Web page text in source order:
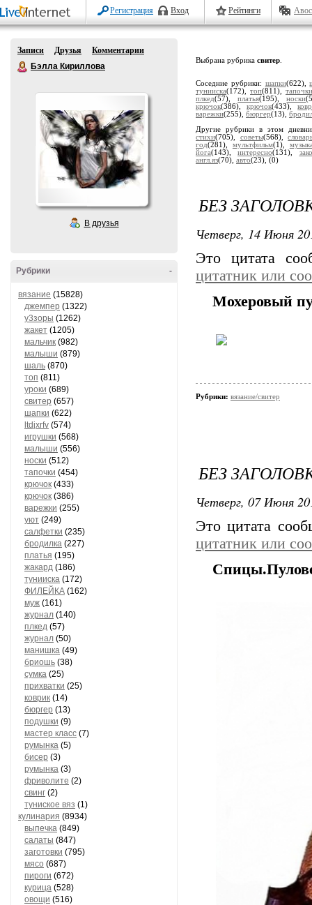
Регистрация Вход Рейтинги
Записи Друзья
Комментарии
Бэлла Кириллова
В друзья
-
Рубрики
вязание (15828)
джемпер (1322)
у3зоры (1262)
жакет (1205)
мальчик (982)
малыши (879)
шаль (870)
топ (811)
уроки (689)
свитер (657)
шапки (622)
ltdjxrfv (574)
игрушки (568)
малыши (556)
носки (512)
тапочки (454)
крючок (433)
крючок (386)
варежки (255)
уют (249)
салфетки (235)
бродилка (227)
платья (195)
жакард (186)
тунииска (172)
ФИЛЕЙКА (162)
муж (161)
журнал (140)
плкед (57)
журнал (50)
манишка (49)
бриошь (38)
сумка (25)
прихватки (25)
коврик (14)
бюргер (13)
подушки (9)
мастер класс (7)
румынка (5)
бисер (3)
румынка (3)
фриволите (2)
свинг (2)
туниское вяз (1)
кулинария (8934)
выпечка (849)
салаты (847)
заготовки (795)
мясо (687)
пироги (672)
курица (528)
овощи (516)
Выбрана рубрика свитер
Соседние рубрики: шапки(622),
тунииска(172), топ(811), тапочки
плкед(57),платья(195),носки
крючок(386),крючок(433),
варежки(255), бюргер(13),
Другие рубрики в этом
стихи(705), советы(568),
год(281), мультфильм(1),
йога(143),интересно(131),
англ.яз(70), авто(23), (0)
БЕЗ
Четверг, 14 Июня
Это цитата
цитатник или
Мохеровый
Рубрики: вязание/свитер
БЕЗ
Четверг, 07 Июня
Это цитата
цитатник или